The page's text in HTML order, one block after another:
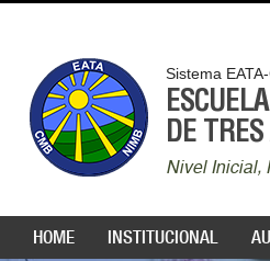
Sistema
DE
Nivel Inicial,
HOME INSTITUCIONAL